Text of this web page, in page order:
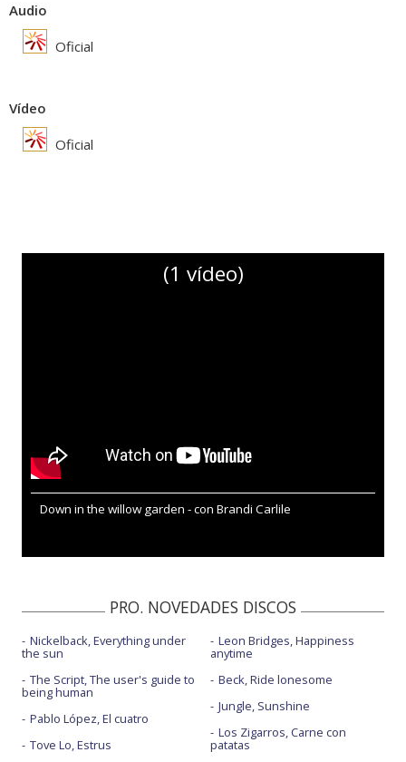
Audio
Oficial
Vídeo
Oficial
(1 vídeo)
Down in the willow garden - con Brandi Carlile
PRO. NOVEDADES DISCOS
Nickelback, Everything under
the sun
The Script, The user's guide to
being human
Pablo López, El cuatro
Tove Lo, Estrus
Leon Bridges, Happiness
anytime
Beck, Ride lonesome
Jungle, Sunshine
Los Zigarros, Carne con
patatas